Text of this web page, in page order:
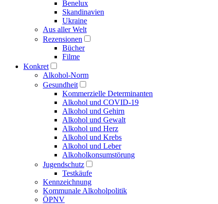
Benelux
Skandinavien
Ukraine
Aus aller Welt
Rezensionen
Bücher
Filme
Konkret
Alkohol-Norm
Gesundheit
Kommerzielle Determinanten
Alkohol und COVID-19
Alkohol und Gehirn
Alkohol und Gewalt
Alkohol und Herz
Alkohol und Krebs
Alkohol und Leber
Alkoholkonsumstörung
Jugendschutz
Testkäufe
Kennzeichnung
Kommunale Alkoholpolitik
ÖPNV